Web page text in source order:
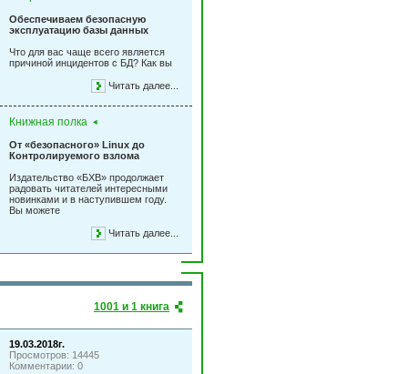
Обеспечиваем безопасную
эксплуатацию базы данных
Что для вас чаще всего является
причиной инцидентов с БД? Как вы
Читать далее...
Книжная полка
От «безопасного» Linux до
Контролируемого взлома
Издательство «БХВ» продолжает
радовать читателей интересными
новинками и в наступившем году.
Вы можете
Читать далее...
1001 и 1 книга
19.03.2018г.
Просмотров: 14445
Комментарии: 0